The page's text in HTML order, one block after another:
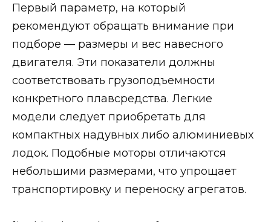
Первый параметр, на который
рекомендуют обращать внимание при
подборе — размеры и вес навесного
двигателя. Эти показатели должны
соответствовать грузоподъемности
конкретного плавсредства. Легкие
модели следует приобретать для
компактных надувных либо алюминиевых
лодок. Подобные моторы отличаются
небольшими размерами, что упрощает
транспортировку и переноску агрегатов.